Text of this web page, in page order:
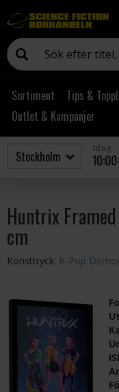
Sortiment Tips &
Outlet & Kampanjer
Huntrix
cm
Konsttryck: K-Pop